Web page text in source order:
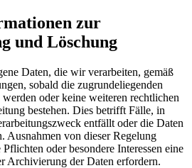
zur
und Löschung
Daten, die wir verarbeiten, gemäß
sobald die zugrundeliegenden
oder keine weiteren rechtlichen
bestehen. Dies betrifft Fälle, in
entfällt oder die Daten
Ausnahmen von dieser Regelung
oder besondere Interessen eine
Archivierung der Daten erfordern.